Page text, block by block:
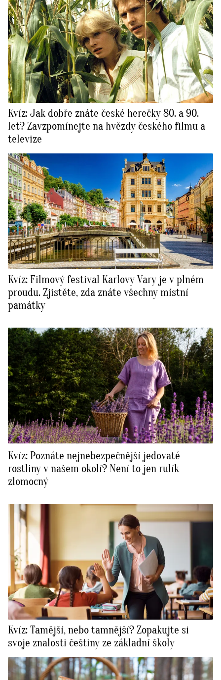
Kvíz: Jak dobře znáte české herečky 80. a 90.
let? Zavzpomínejte na hvězdy českého filmu a
televize
Kvíz: Filmový festival Karlovy Vary je v plném
proudu. Zjistěte, zda znáte všechny místní
památky
Kvíz: Poznáte nejnebezpečnější jedovaté
rostliny v našem okolí? Není to jen rulík
zlomocný
Kvíz: Tamější, nebo tamnější? Zopakujte si
svoje znalosti češtiny ze základní školy